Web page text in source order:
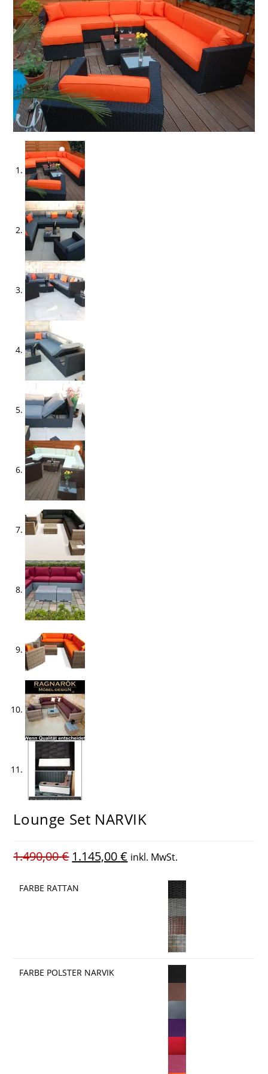
Lounge Set NARVIK
1.490,00€ 1.145,00€ inkl. MwSt.
FARBE RATTAN
FARBE POLSTER NARVIK